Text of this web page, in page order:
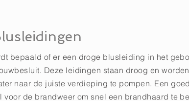
bepaald of er een droge blusleiding in het
Deze leidingen staan droog en
naar de juiste verdieping te pompen. Een
de brandweer om snel een brandhaard te